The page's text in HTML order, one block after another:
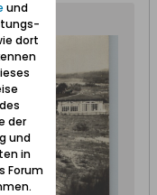
und
dort
der
und
in
Forum